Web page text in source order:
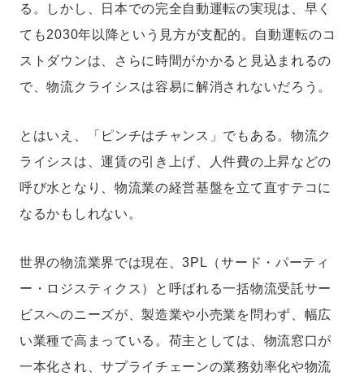
る。しかし、日本での完全自動運転の実現は、早く
ても2030年以降という見方が支配的。自動運転のコ
ストダウンは、さらに時間がかかると見込まれるの
で、物流クライシスは容易に解消されないだろう。
とはいえ、「ピンチはチャンス」でもある。物流ク
ライシスは、運賃の引き上げ、人件費の上昇などの
呼び水となり、物流業の経営基盤を立て直すテコに
なるかもしれない。
世界の物流業界では現在、3PL（サード・パーティ
ー・ロジスティクス）と呼ばれる一括物流受託サー
ビスへのニーズが、製造業や小売業を問わず、幅広
い業種で高まっている。荷主としては、物流窓口が
一本化され、サプライチェーンの業務効率化や物流